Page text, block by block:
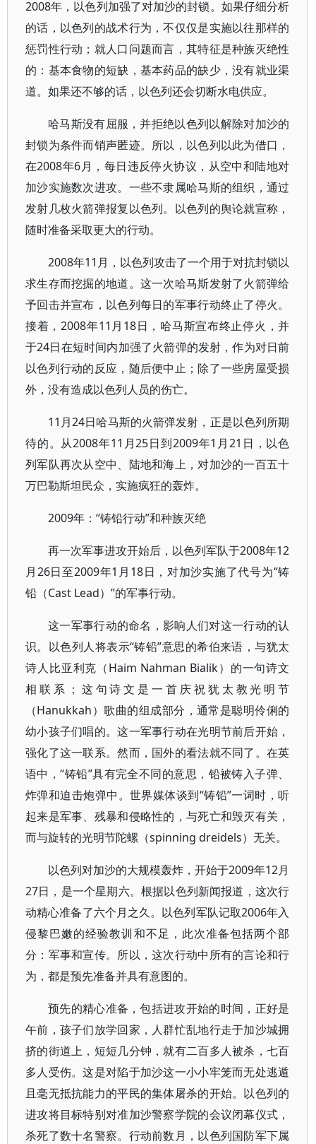
2008年，以色列加强了对加沙的封锁。如果仔细分析
的话，以色列的战术行为，不仅仅是实施以往那样的
惩罚性行动；就人口问题而言，其特征是种族灭绝性
的：基本食物的短缺，基本药品的缺少，没有就业渠
道。如果还不够的话，以色列还会切断水电供应。
哈马斯没有屈服，并拒绝以色列以解除对加沙的
封锁为条件而销声匿迹。所以，以色列以此为借口，
在2008年6月，每日违反停火协议，从空中和陆地对
加沙实施数次进攻。一些不隶属哈马斯的组织，通过
发射几枚火箭弹报复以色列。以色列的舆论就宣称，
随时准备采取更大的行动。
2008年11月，以色列攻击了一个用于对抗封锁以
求生存而挖掘的地道。这一次哈马斯发射了火箭弹给
予回击并宣布，以色列每日的军事行动终止了停火。
接着，2008年11月18日，哈马斯宣布终止停火，并
于24日在短时间内加强了火箭弹的发射，作为对日前
以色列行动的反应，随后便中止；除了一些房屋受损
外，没有造成以色列人员的伤亡。
11月24日哈马斯的火箭弹发射，正是以色列所期
待的。从2008年11月25日到2009年1月21日，以色
列军队再次从空中、陆地和海上，对加沙的一百五十
万巴勒斯坦民众，实施疯狂的轰炸。
2009年：“铸铅行动”和种族灭绝
再一次军事进攻开始后，以色列军队于2008年12
月26日至2009年1月18日，对加沙实施了代号为“铸
铅（Cast Lead）”的军事行动。
这一军事行动的命名，影响人们对这一行动的认
识。以色列人将表示“铸铅”意思的希伯来语，与犹太
诗人比亚利克（Haim Nahman Bialik）的一句诗文
相联系；这句诗文是一首庆祝犹太教光明节
（Hanukkah）歌曲的组成部分，通常是聪明伶俐的
幼小孩子们唱的。这一军事行动在光明节前后开始，
强化了这一联系。然而，国外的看法就不同了。在英
语中，“铸铅”具有完全不同的意思，铅被铸入子弹、
炸弹和迫击炮弹中。世界媒体谈到“铸铅”一词时，听
起来是军事、残暴和侵略性的，与死亡和毁灭有关，
而与旋转的光明节陀螺（spinning dreidels）无关。
以色列对加沙的大规模轰炸，开始于2009年12月
27日，是一个星期六。根据以色列新闻报道，这次行
动精心准备了六个月之久。以色列军队记取2006年入
侵黎巴嫩的经验教训和不足，此次准备包括两个部
分：军事和宣传。所以，这次行动中所有的言论和行
为，都是预先准备并具有意图的。
预先的精心准备，包括进攻开始的时间，正好是
午前，孩子们放学回家，人群忙乱地行走于加沙城拥
挤的街道上，短短几分钟，就有二百多人被杀，七百
多人受伤。这是对陷于加沙这一小小牢笼而无处逃遁
且毫无抵抗能力的平民的集体屠杀的开始。以色列的
进攻将目标特别对准加沙警察学院的会议闭幕仪式，
杀死了数十名警察。行动前数月，以色列国防军下属